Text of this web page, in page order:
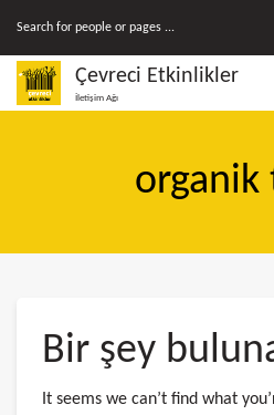
Çevreci Etkinlikler
İletişim Ağı
organik
Bir şey
It seems we can’t find what